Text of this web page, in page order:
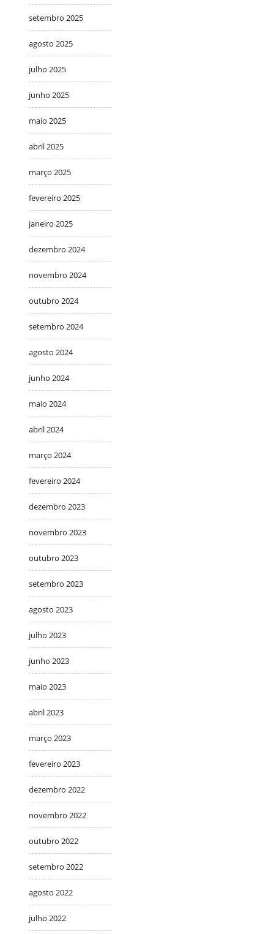
setembro 2025
agosto 2025
julho 2025
junho 2025
maio 2025
abril 2025
março 2025
fevereiro 2025
janeiro 2025
dezembro 2024
novembro 2024
outubro 2024
setembro 2024
agosto 2024
junho 2024
maio 2024
abril 2024
março 2024
fevereiro 2024
dezembro 2023
novembro 2023
outubro 2023
setembro 2023
agosto 2023
julho 2023
junho 2023
maio 2023
abril 2023
março 2023
fevereiro 2023
dezembro 2022
novembro 2022
outubro 2022
setembro 2022
agosto 2022
julho 2022